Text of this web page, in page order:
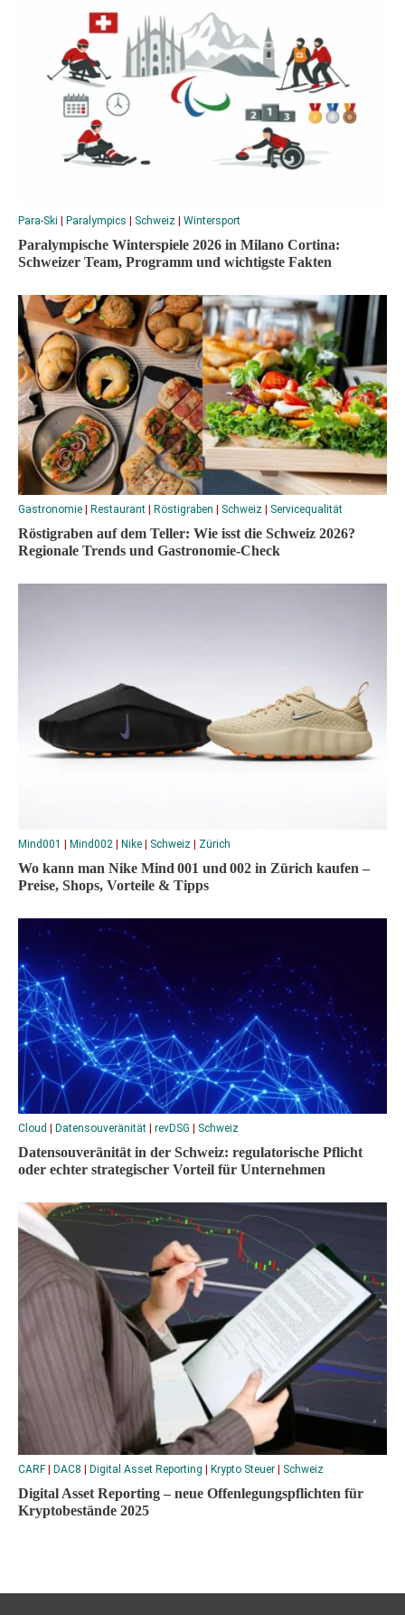
Para-Ski Paralympics Schweiz Wintersport
Paralympische Winterspiele 2026 in Milano Cortina:
Schweizer Team, Programm und wichtigste Fakten
Gastronomie | Restaurant | Röstigraben | Schweiz | Servicequalität
Röstigraben auf dem Teller: Wie isst die Schweiz 2026?
Regionale Trends und Gastronomie-Check
Mind001 | Mind002 | Nike | Schweiz | Zürich
Wo kann man Nike Mind 001 und 002 in Zürich kaufen –
Preise, Shops, Vorteile & Tipps
Cloud Datensouveränität revDSG Schweiz
Datensouveränität in der Schweiz: regulatorische Pflicht
oder echter strategischer Vorteil für Unternehmen
CARF| DAC8 Digital Asset Reporting Krypto Steuer Schweiz
Digital Asset Reporting – neue Offenlegungspflichten für
Kryptobestände 2025